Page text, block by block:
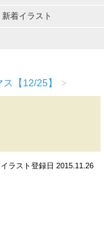
新着イラスト
【12/25】 >
ラスト登録日 2015.11.26